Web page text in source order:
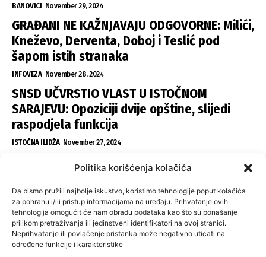
Politika korišćenja kolačića
Da bismo pružili najbolje iskustvo, koristimo tehnologije poput kolačića
za pohranu i/ili pristup informacijama na uređaju. Prihvatanje ovih
tehnologija omogućit će nam obradu podataka kao što su ponašanje
prilikom pretraživanja ili jedinstveni identifikatori na ovoj stranici.
Neprihvatanje ili povlačenje pristanka može negativno uticati na
određene funkcije i karakteristike
BANOVICI November 29, 2024
GRAĐANI NE KAŽNJAVAJU ODGOVORNE: Milići,
Kneževo, Derventa, Doboj i Teslić pod
šapom istih stranaka
INFOVEZA November 28, 2024
SNSD UČVRSTIO VLAST U ISTOČNOM
SARAJEVU: Opoziciji dvije opštine, slijedi
raspodjela funkcija
ISTOČNA ILIDŽA November 27, 2024
VELIKA KLADUŠA I BANOVIĆI ZA PROMJENE:
Višegrad i Centar Sarajevo po starom
BANOVICI November 29, 2024